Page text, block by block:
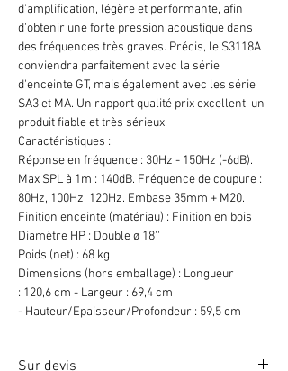
d'amplification, légère et performante, afin
d'obtenir une forte pression acoustique dans
des fréquences très graves. Précis, le S3118A
conviendra parfaitement avec la série
d'enceinte GT, mais également avec les série
SA3 et MA. Un rapport qualité prix excellent, un
produit fiable et très sérieux.
Caractéristiques :
Réponse en fréquence : 30Hz - 150Hz (-6dB).
Max SPL à 1m : 140dB. Fréquence de coupure :
80Hz, 100Hz, 120Hz. Embase 35mm + M20.
Finition enceinte (matériau) : Finition en bois
Diamètre HP : Double ø 18''
Poids (net) : 68 kg
Dimensions (hors emballage) : Longueur
: 120,6 cm - Largeur : 69,4 cm
- Hauteur/Epaisseur/Profondeur : 59,5 cm
Sur devis